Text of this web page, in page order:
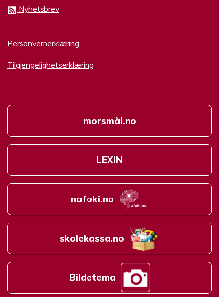
Nyhetsbrev
Personvernerklæring
Tilgjengelighetserklæring
morsmål.no
LEXIN
nafoki.no
skolekassa.no
Bildetema